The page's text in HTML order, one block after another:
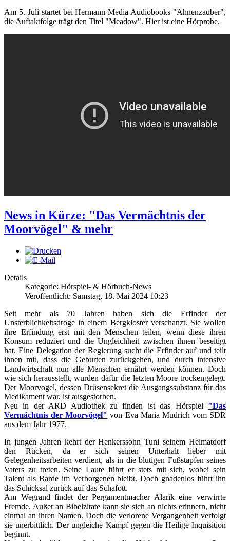
Am 5. Juli startet bei Hermann Media Audiobooks "Ahnenzauber",
die Auftaktfolge trägt den Titel "Meadow". Hier ist eine Hörprobe.
News in Kürze: "Das Vermächtnis der
Moorvögel" & mehr
Details
Kategorie: Hörspiel- & Hörbuch-News
Veröffentlicht: Samstag, 18. Mai 2024 10:23
Seit mehr als 70 Jahren haben sich die Erfinder der
Unsterblichkeitsdroge in einem Bergkloster verschanzt. Sie wollen
ihre Erfindung erst mit den Menschen teilen, wenn diese ihren
Konsum reduziert und die Ungleichheit zwischen ihnen beseitigt
hat. Eine Delegation der Regierung sucht die Erfinder auf und teilt
ihnen mit, dass die Geburten zurückgehen, und durch intensive
Landwirtschaft nun alle Menschen ernährt werden können. Doch
wie sich herausstellt, wurden dafür die letzten Moore trockengelegt.
Der Moorvogel, dessen Drüsensekret die Ausgangssubstanz für das
Medikament war, ist ausgestorben.
Neu in der ARD Audiothek zu finden ist das Hörspiel "Das
Vermächtnis der Moorvögel" von Eva Maria Mudrich vom SDR
aus dem Jahr 1977.
In jungen Jahren kehrt der Henkerssohn Tuni seinem Heimatdorf
den Rücken, da er sich seinen Unterhalt lieber mit
Gelegenheitsarbeiten verdient, als in die blutigen Fußstapfen seines
Vaters zu treten. Seine Laute führt er stets mit sich, wobei sein
Talent als Barde im Verborgenen bleibt. Doch gnadenlos führt ihn
das Schicksal zurück auf das Schafott.
Am Wegrand findet der Pergamentmacher Alarik eine verwirrte
Fremde. Außer an Bibelzitate kann sie sich an nichts erinnern, nicht
einmal an ihren Namen. Doch die verlorene Vergangenheit verfolgt
sie unerbittlich. Der ungleiche Kampf gegen die Heilige Inquisition
beginnt.